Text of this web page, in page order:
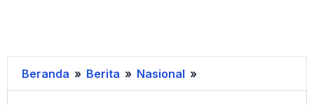
Beranda » Berita » Nasional »
Resmi